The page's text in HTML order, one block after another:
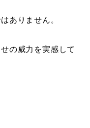
ありません。
の威力を実感して